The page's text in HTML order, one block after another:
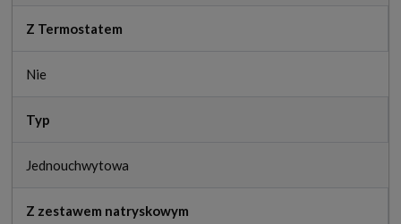
Z Termostatem
Nie
Typ
Jednouchwytowa
Z zestawem natryskowym